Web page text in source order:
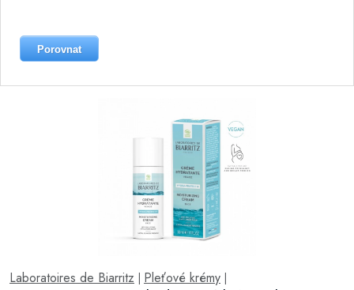
Porovnat
Laboratoires de Biarritz Pleťové krémy